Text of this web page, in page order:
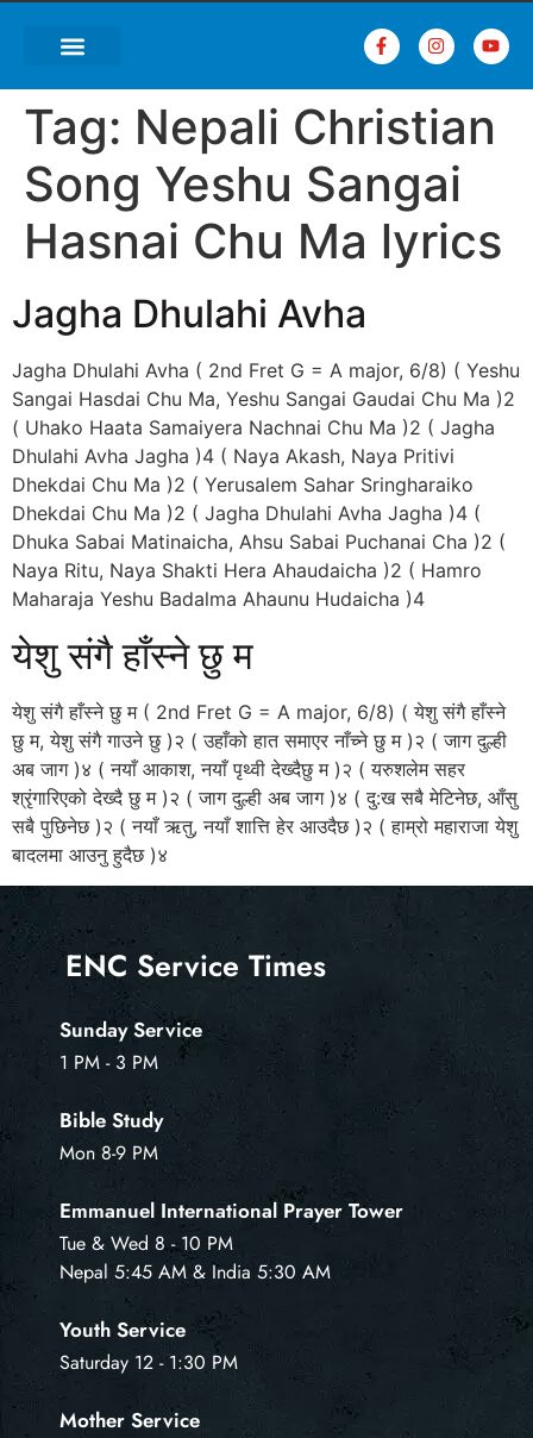
Tag: Nepali Christian
Song Yeshu Sangai
Hasnai Chu Ma lyrics
Jagha Dhulahi Avha
Jagha Dhulahi Avha ( 2nd Fret G = A major, 6/8) ( Yeshu
Sangai Hasdai Chu Ma, Yeshu Sangai Gaudai Chu Ma )2
( Uhako Haata Samaiyera Nachnai Chu Ma )2 ( Jagha
Dhulahi Avha Jagha )4 ( Naya Akash, Naya Pritivi
Dhekdai Chu Ma )2 ( Yerusalem Sahar Sringharaiko
Dhekdai Chu Ma )2 ( Jagha Dhulahi Avha Jagha )4 (
Dhuka Sabai Matinaicha, Ahsu Sabai Puchanai Cha )2 (
Naya Ritu, Naya Shakti Hera Ahaudaicha )2 ( Hamro
Maharaja Yeshu Badalma Ahaunu Hudaicha )4
येशु संगै हाँस्ने छु म
येशु संगै हाँस्ने छु म ( 2nd Fret G = A major, 6/8) ( येशु संगै हाँस्ने
छु म, येशु संगै गाउने छु )२ ( उहाँको हात समाएर नाँच्ने छु म )२ ( जाग दुल्ही
अब जाग )४ ( नयाँ आकाश, नयाँ पृथ्वी देख्दैछु म )२ ( यरुशलेम सहर
श्रृंगारिएको देख्दै छु म )२ ( जाग दुल्ही अब जाग )४ ( दु:ख सबै मेटिनेछ, आँसु
सबै पुछिनेछ )२ ( नयाँ ऋतु, नयाँ शात्ति हेर आउदैछ )२ ( हाम्रो महाराजा येशु
बादलमा आउनु हुदैछ )४
ENC Service Times
Sunday Service
1 PM - 3 PM
Bible Study
Mon 8-9 PM
Emmanuel International Prayer Tower
Tue & Wed 8 - 10 PM
Nepal 5:45 AM & India 5:30 AM
Youth Service
Saturday 12 - 1:30 PM
Mother Service